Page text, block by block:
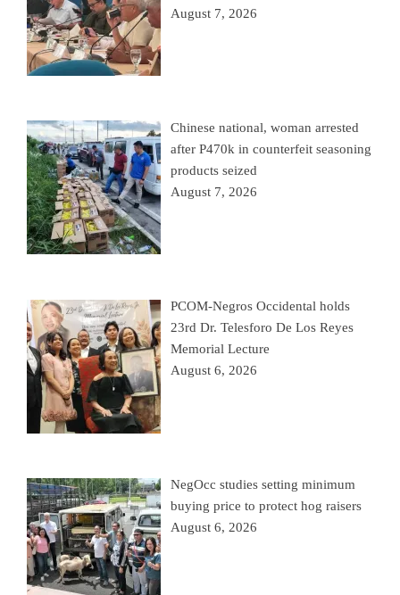
August 7, 2026
Chinese national, woman arrested
after P470k in counterfeit seasoning
products seized
August 7, 2026
PCOM-Negros Occidental holds
23rd Dr. Telesforo De Los Reyes
Memorial Lecture
August 6, 2026
NegOcc studies setting minimum
buying price to protect hog raisers
August 6, 2026